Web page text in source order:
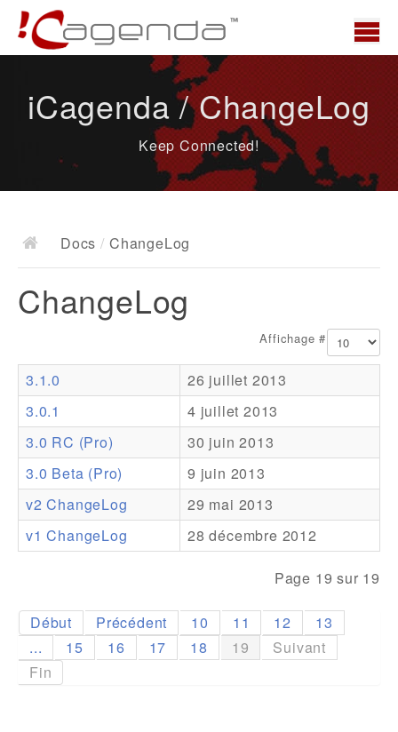
News
Docs
Documentation
Ressources
Addons
Theme Packs
Translation Packs
Support
iCagenda / ChangeLog
Keep Connected!
Docs / ChangeLog
ChangeLog
Affichage #
3.1.0
26 juillet 2013
3.0.1
4 juillet 2013
3.0 RC (Pro)
30 juin 2013
3.0 Beta (Pro)
9 juin 2013
v2 ChangeLog
29 mai 2013
v1 ChangeLog
28 décembre 2012
Page 19 sur 19
Début Précédent 10 11 12
13
...
15 16 17 18 19
Suivant
Fin